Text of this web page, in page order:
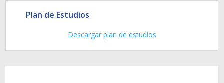
Plan de Estudios
Descargar plan de estudios